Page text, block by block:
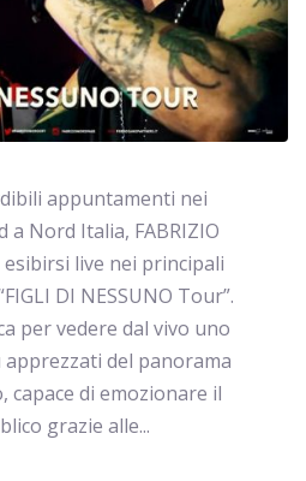
appuntamenti nei
a Nord Italia, FABRIZIO
live nei principali
DI NESSUNO Tour”.
per vedere dal vivo uno
del panorama
capace di emozionare il
grazie alle...